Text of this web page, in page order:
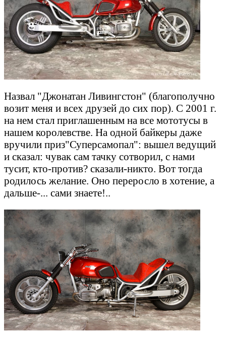
Назвал "Джонатан Ливингстон" (благополучно
возит меня и всех друзей до сих пор). С 2001 г.
на нем стал приглашенным на все мототусы в
нашем королевстве. На одной байкеры даже
вручили приз"Суперсамопал": вышел ведущий
и сказал: чувак сам тачку сотворил, с нами
тусит, кто-против? сказали-никто. Вот тогда
родилось желание. Оно переросло в хотение, а
дальше-... сами знаете!..